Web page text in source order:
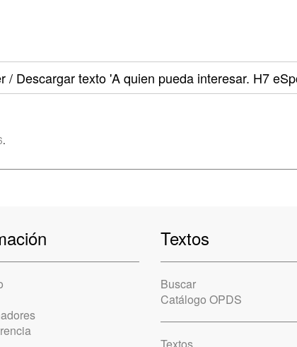
/ Descargar texto'A quien pueda interesar. H7
.
Textos
Buscar
Catálogo OPDS